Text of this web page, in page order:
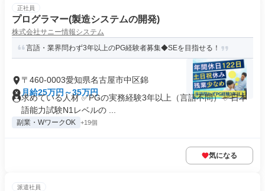
正社員
プログラマー(製造システムの開発)
株式会社サニー情報システム
言語・業界問わず3年以上のPG経験者募集◆SEを目指せる！
〒460-0003愛知県名古屋市中区錦
月給25万円～35万円
求めている人材 ✅PGの実務経験3年以上（言語不問） ✅日本
語能力試験N1レベルの ...
副業・WワークOK +19個
気になる
派遣社員